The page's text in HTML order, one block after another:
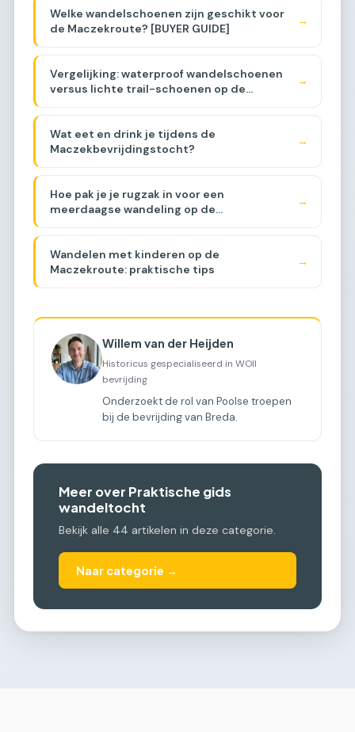
Welke wandelschoenen zijn geschikt voor
de Maczekroute? [BUYER GUIDE]
→
Vergelijking: waterproof wandelschoenen
versus lichte trail-schoenen op de
Maczekroute [COMPARISON]
→
Wat eet en drink je tijdens de
Maczekbevrijdingstocht?
→
Hoe pak je je rugzak in voor een
meerdaagse wandeling op de
→
Wandelen met kinderen op de
Maczekroute: praktische tips
→
Willem van der Heijden
Historicus gespecialiseerd in WOII
bevrijding
Onderzoekt de rol van Poolse troepen
bij de bevrijding van Breda.
Meer over Praktische gids
wandeltocht
Bekijk alle 44 artikelen in deze categorie.
Naar categorie →